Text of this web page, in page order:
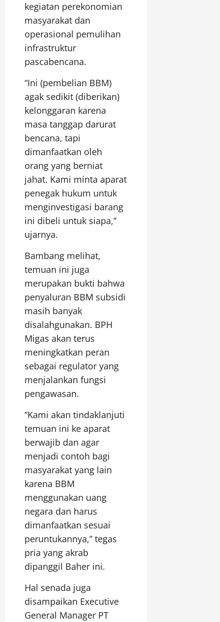
kegiatan perekonomian
masyarakat dan
operasional pemulihan
infrastruktur
pascabencana.
“Ini (pembelian BBM)
agak sedikit (diberikan)
kelonggaran karena
masa tanggap darurat
bencana, tapi
dimanfaatkan oleh
orang yang berniat
jahat. Kami minta aparat
penegak hukum untuk
menginvestigasi barang
ini dibeli untuk siapa,”
ujarnya.
Bambang melihat,
temuan ini juga
merupakan bukti bahwa
penyaluran BBM subsidi
masih banyak
disalahgunakan. BPH
Migas akan terus
meningkatkan peran
sebagai regulator yang
menjalankan fungsi
pengawasan.
“Kami akan tindaklanjuti
temuan ini ke aparat
berwajib dan agar
menjadi contoh bagi
masyarakat yang lain
karena BBM
menggunakan uang
negara dan harus
dimanfaatkan sesuai
peruntukannya,” tegas
pria yang akrab
dipanggil Baher ini.
Hal senada juga
disampaikan Executive
General Manager PT